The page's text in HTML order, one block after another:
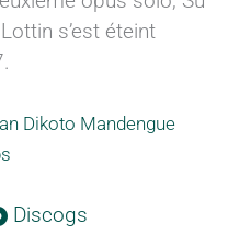
s’est éteint
Dikoto Mandengue
Discogs